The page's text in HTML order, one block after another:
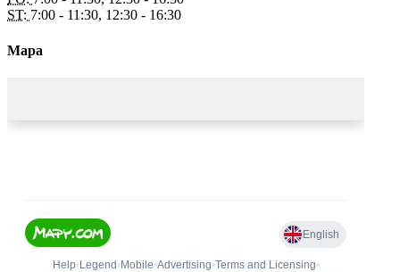
ST: 7:00 - 11:30, 12:30 - 16:30
Mapa